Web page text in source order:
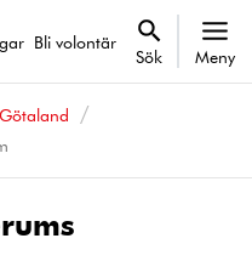
Bli volontär
Sök Meny